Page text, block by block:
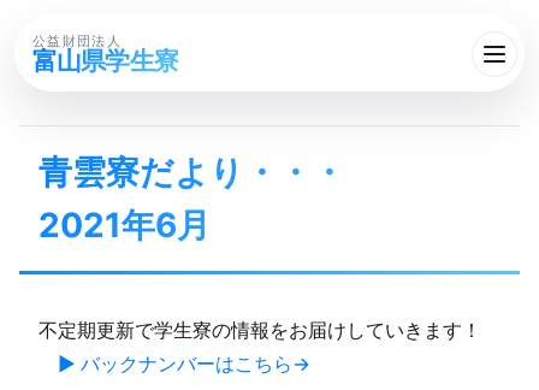
公益財団法人
富山県学生寮
青雲寮だより・・・​
2021年6月
不定期更新で学生寮の情報をお届けしていきます！
▶ バックナンバーはこちら